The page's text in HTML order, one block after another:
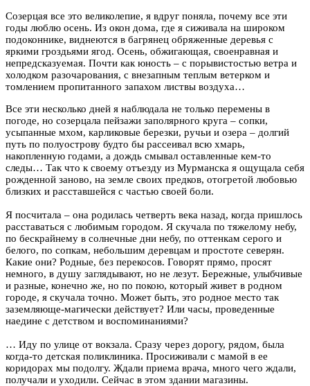
Созерцая все это великолепие, я вдруг поняла, почему все эти
годы люблю осень. Из окон дома, где я сиживала на широком
подоконнике, виднеются в багрянец обряженные деревья с
яркими гроздьями ягод. Осень, обжигающая, своенравная и
непредсказуемая. Почти как юность – с порывистостью ветра и
холодком разочарования, с внезапным теплым ветерком и
томлением пропитанного запахом листвы воздуха…
Все эти несколько дней я наблюдала не только перемены в
погоде, но созерцала пейзажи заполярного круга – сопки,
усыпанные мхом, карликовые березки, ручьи и озера – долгий
путь по полуострову будто бы рассеивал всю хмарь,
накопленную годами, а дождь смывал оставленные кем-то
следы… Так что к своему отъезду из Мурманска я ощущала себя
рожденной заново, на земле своих предков, отогретой любовью
близких и расставшейся с частью своей боли.
Я посчитала – она родилась четверть века назад, когда пришлось
расставаться с любимым городом. Я скучала по тяжелому небу,
по бескрайнему в солнечные дни небу, по оттенкам серого и
белого, по сопкам, небольшим деревцам и простоте северян.
Какие они? Родные, без перекосов. Говорят прямо, просят
немного, в душу заглядывают, но не лезут. Бережные, улыбчивые
и разные, конечно же, но по покою, который живет в родном
городе, я скучала точно. Может быть, это родное место так
заземляюще-магически действует? Или часы, проведенные
наедине с детством и воспоминаниями?
… Иду по улице от вокзала. Сразу через дорогу, рядом, была
когда-то детская поликлиника. Просиживали с мамой в ее
коридорах мы подолгу. Ждали приема врача, много чего ждали,
получали и уходили. Сейчас в этом здании магазины.